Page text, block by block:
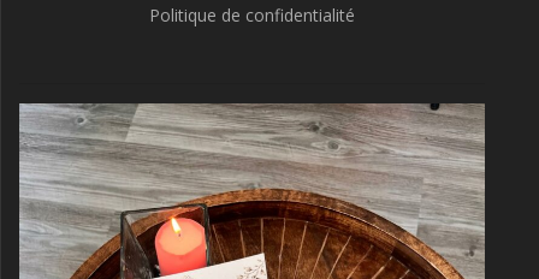
Politique de confidentialité